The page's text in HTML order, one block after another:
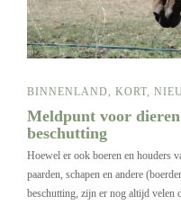
BINNENLAND, KORT,
Meldpunt voor
beschutting
Hoewel er ook boeren en houders
paarden, schapen en andere
beschutting, zijn er nog altijd velen